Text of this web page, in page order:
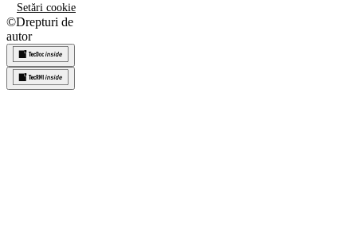
Setări cookie
©Drepturi de
autor